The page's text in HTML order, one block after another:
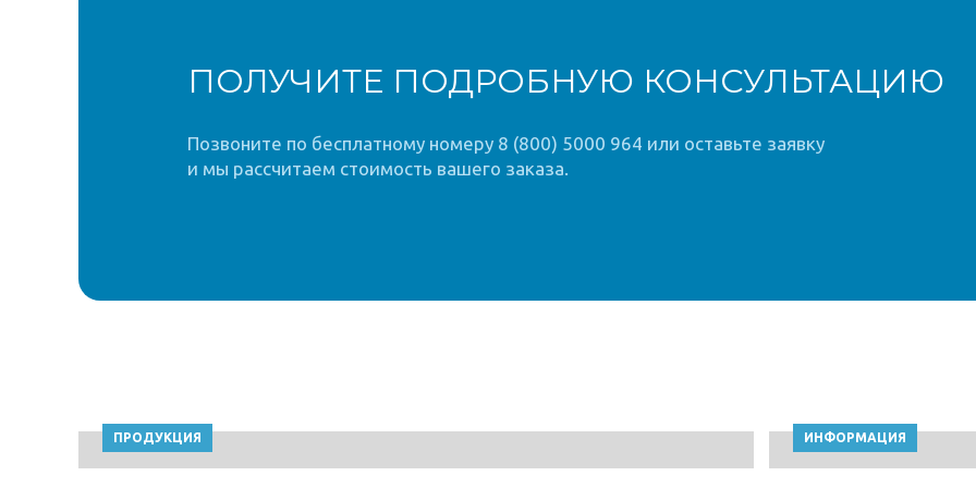
ПОЛУЧИТЕ ПОДРОБНУЮ КОНСУЛЬТАЦИЮ
Позвоните по бесплатному номеру 8 (800) 5000 964 или оставьте заявку
и мы рассчитаем стоимость вашего заказа.
ПРОДУКЦИЯ ИНФОРМАЦИЯ